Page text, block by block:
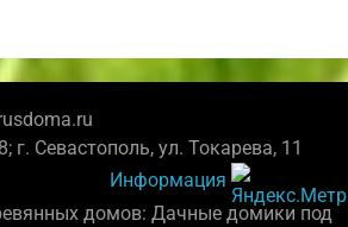
г. Севастополь, ул. Токарева, 11
Информация
домов: Дачные домики под